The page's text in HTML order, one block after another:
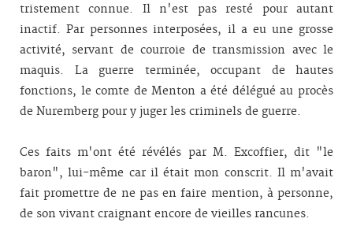
tristement connue. Il n'est pas resté pour autant
inactif. Par personnes interposées, il a eu une grosse
activité, servant de courroie de transmission avec le
maquis. La guerre terminée, occupant de hautes
fonctions, le comte de Menton a été délégué au procès
de Nuremberg pour y juger les criminels de guerre.
Ces faits m'ont été révélés par M. Excoffier, dit "le
baron", lui-même car il était mon conscrit. Il m'avait
fait promettre de ne pas en faire mention, à personne,
de son vivant craignant encore de vieilles rancunes.